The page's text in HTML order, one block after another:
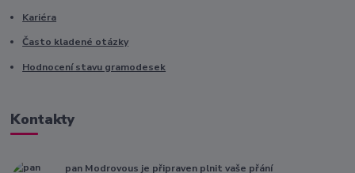
Kariéra
Často kladené otázky
Hodnocení stavu gramodesek
Kontakty
pan Modrovous je připraven plnit vaše přání